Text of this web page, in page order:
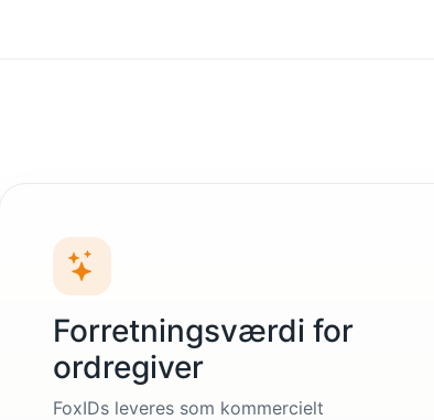
Forretningsværdi for
ordregiver
FoxIDs leveres som kommercielt